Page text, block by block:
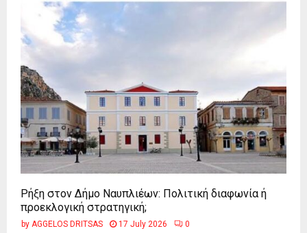
Ρήξη στον Δήμο Ναυπλιέων: Πολιτική διαφωνία ή
προεκλογική στρατηγική;
by AGGELOS DRITSAS 17 July 2026 0